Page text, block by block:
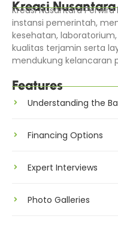
Kreasi
Kreasi Nusantara
instansi pemerintah,
kesehatan,
kualitas terjamin serta
mendukung kelancaran
Features
Understanding the
Financing Options
Expert Interviews
Photo Galleries